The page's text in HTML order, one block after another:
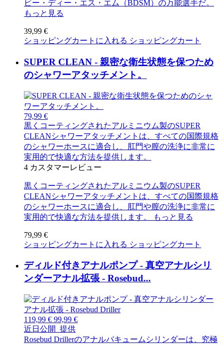
ビー・ディー・エス・エム（BDSM）の万能選手だ。
もっと見る
39,99 €
ショッピングカートに入れる ショッピングカート
SUPER CLEAN - 親密な衛生状態を保つため
のシャワーアタッチメント。
79,99 €
黒くコーティングされたアルミニウム製のSUPER
CLEANシャワーアタッチメントは、すべての国際規格
のシャワーホースに適合し、肛門や膣の洗浄に非常に
実用的で快適な方法を提供します。
4 カスタマーレビュー
黒くコーティングされたアルミニウム製のSUPER
CLEANシャワーアタッチメントは、すべての国際規格
のシャワーホースに適合し、肛門や膣の洗浄に非常に
実用的で快適な方法を提供します。
もっと見る
79,99 €
ショッピングカートに入れる ショッピングカート
ディルド付きアナルポンプ - 真空アナルシリ
ンダーアナル拡張 - Rosebud...
119,99 € 99,99 €
近日公開 提供
Rosebud Drillerのアナルバキュームシリンダーは、究極